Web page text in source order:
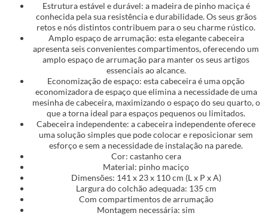
Estrutura estável e durável: a madeira de pinho maciça é
conhecida pela sua resistência e durabilidade. Os seus grãos
retos e nós distintos contribuem para o seu charme rústico.
Amplo espaço de arrumação: esta elegante cabeceira
apresenta seis convenientes compartimentos, oferecendo um
amplo espaço de arrumação para manter os seus artigos
essenciais ao alcance.
Economização de espaço: esta cabeceira é uma opção
economizadora de espaço que elimina a necessidade de uma
mesinha de cabeceira, maximizando o espaço do seu quarto, o
que a torna ideal para espaços pequenos ou limitados.
Cabeceira independente: a cabeceira independente oferece
uma solução simples que pode colocar e reposicionar sem
esforço e sem a necessidade de instalação na parede.
Cor: castanho cera
Material: pinho maciço
Dimensões: 141 x 23 x 110 cm (L x P x A)
Largura do colchão adequada: 135 cm
Com compartimentos de arrumação
Montagem necessária: sim